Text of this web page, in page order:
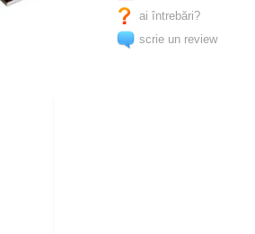
ai întrebări?
scrie un review